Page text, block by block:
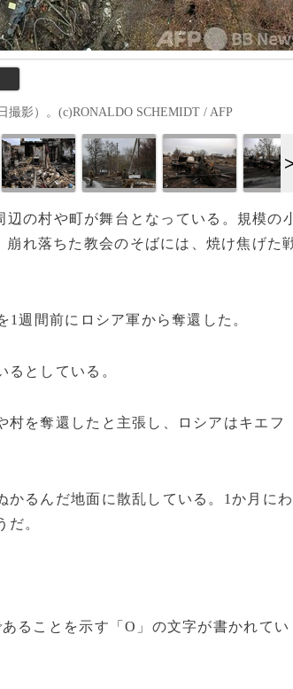
影）。(c)RONALDO SCHEMIDT / AFP
辺の村や町が舞台となっている。規模の
崩れ落ちた教会のそばには、焼け焦げた
週間前にロシア軍から奪還した。
としている。
を奪還したと主張し、ロシアはキエフ
るんだ地面に散乱している。1か月にわ
。
ることを示す「O」の文字が書かれてい